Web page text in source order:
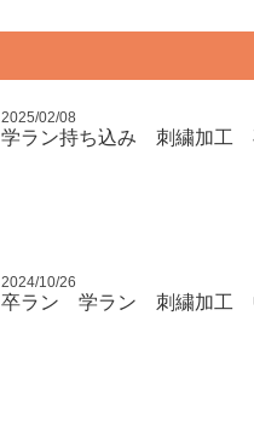
2025/02/08
学ラン持ち込み 刺繍加工
2024/10/26
卒ラン 学ラン 刺繍加工